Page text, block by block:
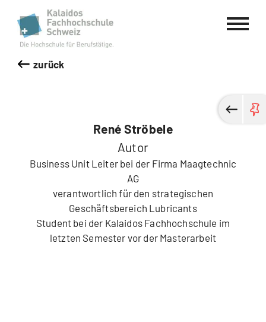
Kalaidos Fachhochschule Schweiz
zurück
René Ströbele
Autor
Business Unit Leiter bei der Firma Maagtechnic
AG
verantwortlich für den strategischen
Geschäftsbereich Lubricants
Student bei der Kalaidos Fachhochschule im
letzten Semester vor der Masterarbeit